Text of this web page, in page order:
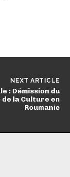
NEXT ARTICLE
: Démission du
la Culture en
Roumanie